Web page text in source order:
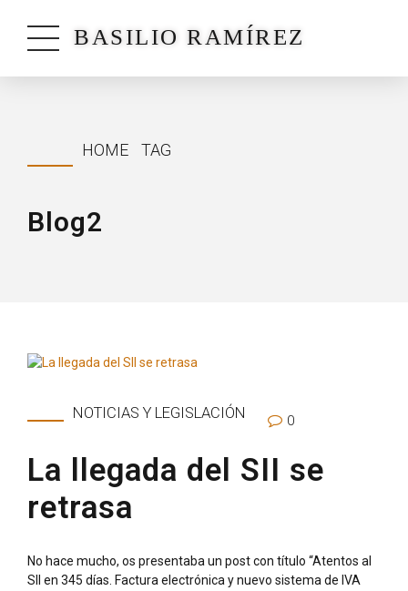
BASILIO RAMÍREZ
HOME TAG
Blog2
NOTICIAS Y LEGISLACIÓN 0
La llegada del SII se
retrasa
No hace mucho, os presentaba un post con título “Atentos al
SII en 345 días. Factura electrónica y nuevo sistema de IVA